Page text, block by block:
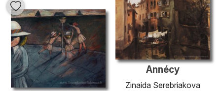
Annécy
Zinaida Serebriakova